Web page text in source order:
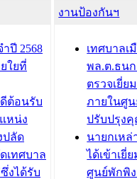
ง
อง
อาชีพ
รการ
ก)
วารินชำร
ถนนแก่เ
เด็กเล็ก
เทศบาลเ
ปรึกษาห
วัยของอ
บทความ อื่นๆ ...
ปี 2568
ใยที่
ต้อนรับ
หน่ง
ปลัด
เทศบาล
งได้รับ
งานป้องกันฯ
เทศบาลเ
พล.ต.ธน
ตรวจเยี่ย
ภายในศู
ปรับปรุง
นายกเห
ได้เข้าเยี่
ศูนย์พักพิ